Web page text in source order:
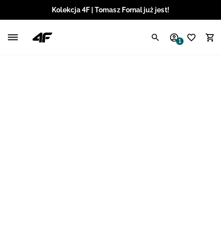
Kolekcja 4F | Tomasz Fornal już jest!
1